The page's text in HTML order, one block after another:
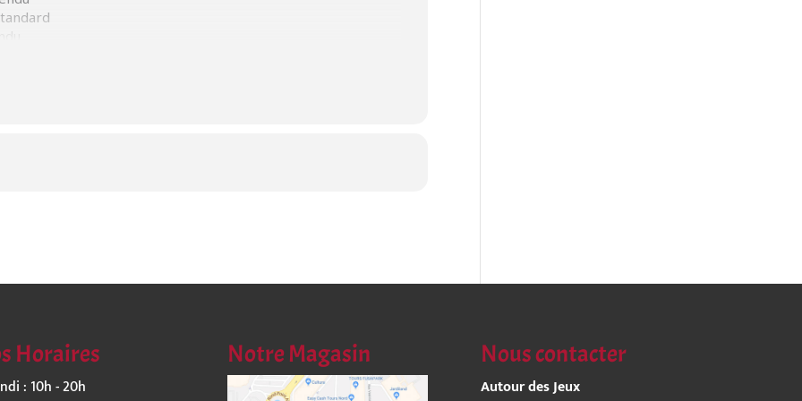
et Violet – Couronne Stellaire du JCC Pokémon, Dispareptil
de Pokémon découverts dans la région de Paldea.
sur place !!
Horaires
: 10h - 20h
Notre Magasin Nous contacter
Autour des Jeux